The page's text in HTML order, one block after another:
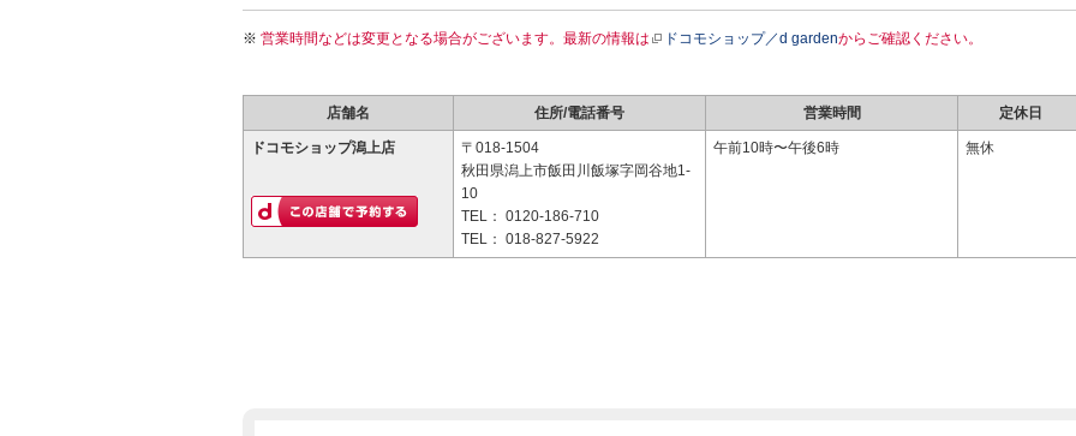
営業時間などは変更となる場合がございます。最新の情報は ドコモショップ／d gardenからご確認ください。
店舗名 住所/電話番号 営業時間 定休日
ドコモショップ潟上店
〒018-1504
秋田県潟上市飯田川飯塚字岡谷地1-
10
TEL： 0120-186-710
TEL： 018-827-5922
午前10時〜午後6時 無休